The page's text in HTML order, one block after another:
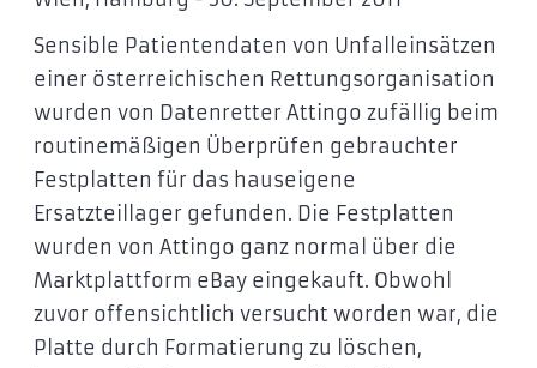
Sensible Patientendaten von Unfalleinsätzen
einer österreichischen Rettungsorganisation
wurden von Datenretter Attingo zufällig beim
routinemäßigen Überprüfen gebrauchter
Festplatten für das hauseigene
Ersatzteillager gefunden. Die Festplatten
wurden von Attingo ganz normal über die
Marktplattform eBay eingekauft. Obwohl
zuvor offensichtlich versucht worden war, die
Platte durch Formatierung zu löschen,